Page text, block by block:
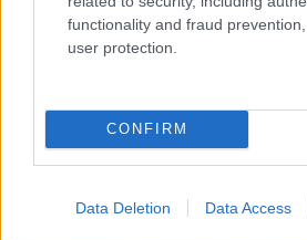
functionality and fraud
user protection.
CONFIRM
Data Deletion Data Access
δράστη
Η επίθεση έγινε σε